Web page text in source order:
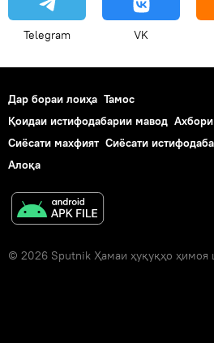
Telegram VK
Дар бораи лоиҳа Тамос
Қоидаи истифодабарии мавод
Сиёсати махфият Сиёсати
Алоқа
© 2026 Sputnik Ҳамаи ҳуқуқҳо ҳимоя